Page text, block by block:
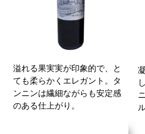
溢れる果実実が印象的で、と
ても柔らかくエレガント。タ
ンニンは繊細ながらも安定感
のある仕上がり。